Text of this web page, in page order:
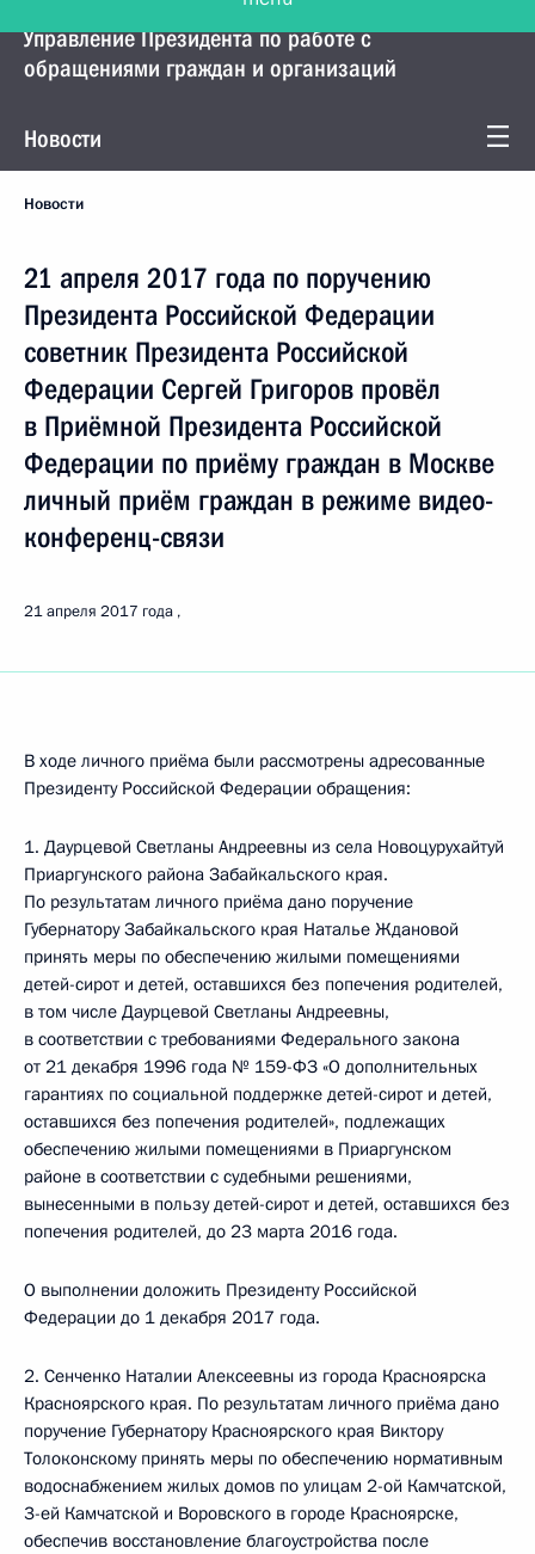
Управление Президента по работе с
обращениями граждан и организаций
Новости
Новости
21 апреля 2017 года по поручению
Президента Российской Федерации
советник Президента Российской
Федерации Сергей Григоров провёл
в Приёмной Президента Российской
Федерации по приёму граждан в Москве
личный приём граждан в режиме видео-
конференц-связи
21 апреля 2017 года
В ходе личного приёма были рассмотрены адресованные
Президенту Российской Федерации обращения:
1. Даурцевой Светланы Андреевны из села Новоцурухайтуй
Приаргунского района Забайкальского края.
По результатам личного приёма дано поручение
Губернатору Забайкальского края Наталье Ждановой
принять меры по обеспечению жилыми помещениями
детей-сирот и детей, оставшихся без попечения родителей,
в том числе Даурцевой Светланы Андреевны,
в соответствии с требованиями Федерального закона
от 21 декабря 1996 года № 159-ФЗ «О дополнительных
гарантиях по социальной поддержке детей-сирот и детей,
оставшихся без попечения родителей», подлежащих
обеспечению жилыми помещениями в Приаргунском
районе в соответствии с судебными решениями,
вынесенными в пользу детей-сирот и детей, оставшихся без
попечения родителей, до 23 марта 2016 года.
О выполнении доложить Президенту Российской
Федерации до 1 декабря 2017 года.
2. Сенченко Наталии Алексеевны из города Красноярска
Красноярского края. По результатам личного приёма дано
поручение Губернатору Красноярского края Виктору
Толоконскому принять меры по обеспечению нормативным
водоснабжением жилых домов по улицам 2-ой Камчатской,
3-ей Камчатской и Воровского в городе Красноярске,
обеспечив восстановление благоустройства после